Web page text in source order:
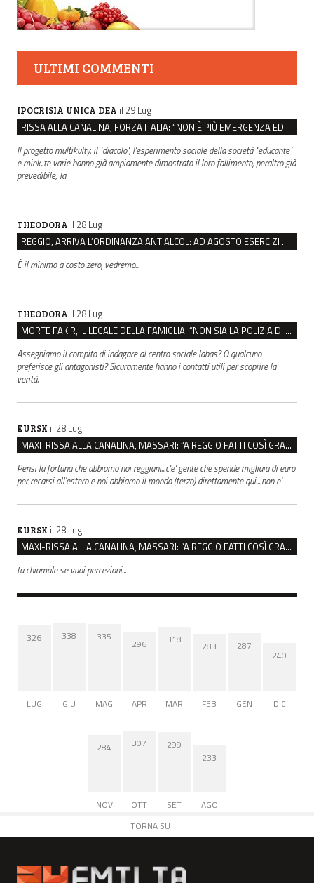
ULTIMI COMMENTI
IPOCRISIA UNICA DEA il 29 Lug
RISSA ALLA CANALINA, FORZA ITALIA: “NON È PIÙ EMERGENZA EDUCATIVA, MA DI SICUREZZA”
Il progetto multikulty, il "diacolo", l'esperimento sociale della società "educante"
e mink..te varie hanno già ampiamente dimostrato il loro fallimento, peraltro già
prevedibile; la
THEODORA il 28 Lug
REGGIO, ARRIVA L’ORDINANZA ANTIALCOL: AD AGOSTO ESERCIZI DI VICINATO CHIUSI DALLE 22 ALLE 6
È il minimo a costo zero, vedremo...
THEODORA il 28 Lug
MORTE FAKIR, IL LEGALE DELLA FAMIGLIA: “NON SIA LA POLIZIA DI STATO A INDAGARE”
Assegniamo il compito di indagare al centro sociale labas? O qualcuno
preferisce gli antagonisti? Sicuramente hanno i contatti utili per scoprire la
verità.
KURSK il 28 Lug
MAXI-RISSA ALLA CANALINA, MASSARI: “A REGGIO FATTI COSÌ GRAVI NON DEVONO TROVARE SPAZIO”
Pensi la fortuna che abbiamo noi reggiani...c'e' gente che spende migliaia di euro
per recarsi all'estero e noi abbiamo il mondo (terzo) direttamente qui....non e'
KURSK il 28 Lug
MAXI-RISSA ALLA CANALINA, MASSARI: “A REGGIO FATTI COSÌ GRAVI NON DEVONO TROVARE SPAZIO”
tu chiamale se vuoi percezioni...
326
LUG
338
GIU
335
MAG
296
APR
318
MAR
283
FEB
287
GEN
240
DIC
284
NOV
307
OTT
299
SET
233
AGO
TORNA SU